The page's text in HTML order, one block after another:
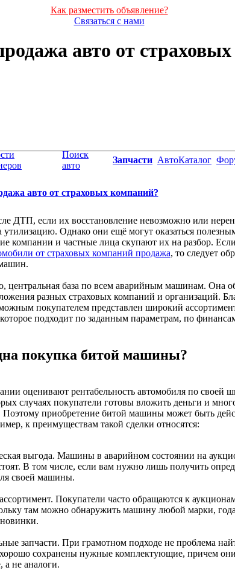
Как разместить объявление?
Связаться с нами
авто от
Поиск
авто
Запчасти АвтоКаталог
авто от страховых компаний?
ДТП, если их восстановление невозможно или
утилизацию. Однако они ещё могут оказаться
компании и частные лица скупают их на разбор.
от страховых компаний продажа, то следует
центральная база по всем аварийным машинам. Она
разных страховых компаний и организаций.
покупателем представлен широкий
подходит по заданным параметрам, по
покупка битой машины?
оценивают рентабельность автомобиля по своей
случаях покупатели готовы вложить деньги и
Поэтому приобретение битой машины может быть
к преимуществам такой сделки относятся:
выгода. Машины в аварийном состоянии на
В том числе, если вам нужно лишь получить
своей машины.
Покупатели часто обращаются к
там можно обнаружить машину любой марки,
запчасти. При грамотном подходе не проблема
сохранены нужные комплектующие, причем они
а не аналоги.